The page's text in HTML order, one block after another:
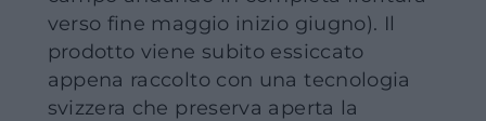
verso fine maggio inizio giugno). Il
prodotto viene subito essiccato
appena raccolto con una tecnologia
svizzera che preserva aperta la